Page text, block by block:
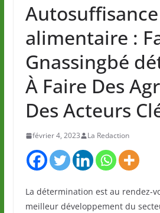
Autosuffisance
alimentaire :
Gnassingbé
À Faire Des
Des Acteurs
février 4, 2023 La Redaction
La détermination est au rendez-
meilleur développement du